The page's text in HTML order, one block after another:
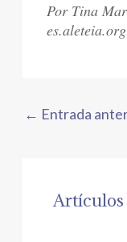
Por Tina
es.aleteia.org
← Entrada
Artículos